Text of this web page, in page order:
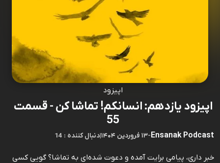
اپیزود
اپیزود یازدهم: انسانکم! تماشا کن - قسمت
55
Ensanak Podcast
-۱۳ فروردین ۱۴۰۴ |14 : دنبال کننده
خبر داری، پیامی برایت آمده و دعوت شده‌ای به تماشا؟ گویی کسی